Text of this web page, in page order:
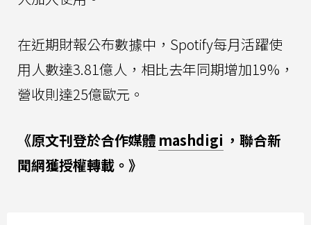
在近期財報公布數據中，Spotify每月活躍使
用人數達3.81億人，相比去年同期增加19%，
營收則達25億歐元。
《原文刊登於合作媒體 mashdigi ，聯合新
聞網獲授權轉載。》